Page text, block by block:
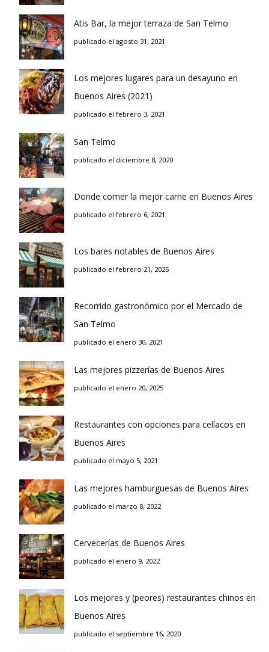
Atis Bar, la mejor terraza de San Telmo
publicado el agosto 31, 2021
Los mejores lugares para un desayuno en
Buenos Aires (2021)
publicado el febrero 3, 2021
San Telmo
publicado el diciembre 8, 2020
Donde comer la mejor carne en Buenos Aires
publicado el febrero 6, 2021
Los bares notables de Buenos Aires
publicado el febrero 21, 2025
Recorrido gastronómico por el Mercado de
San Telmo
publicado el enero 30, 2021
Las mejores pizzerías de Buenos Aires
publicado el enero 20, 2025
Restaurantes con opciones para celíacos en
Buenos Aires
publicado el mayo 5, 2021
Las mejores hamburguesas de Buenos Aires
publicado el marzo 8, 2022
Cervecerías de Buenos Aires
publicado el enero 9, 2022
Los mejores y (peores) restaurantes chinos en
Buenos Aires
publicado el septiembre 16, 2020